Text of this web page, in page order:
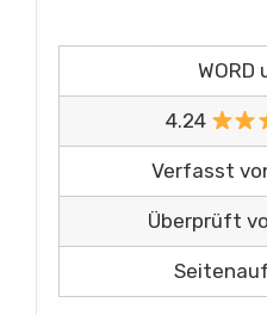
WORD
4.24
Verfasst
Überprüft